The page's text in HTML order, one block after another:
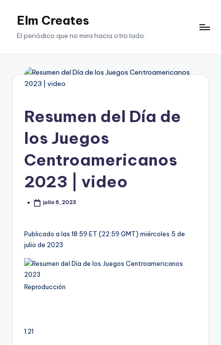
SaltarElm Creates
El periódico que no mira hacia otro lado.
Resumen del Día de
los Juegos
Centroamericanos
2023 | video
julio 6, 2023
Publicado a las 18:59 ET (22:59 GMT) miércoles 5 de
julio de 2023
Reproducción
1:21